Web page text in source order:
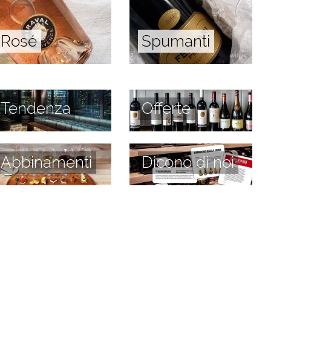
Rosé Spumanti
Tendenza Offerte
Abbinamenti Dicono di noi